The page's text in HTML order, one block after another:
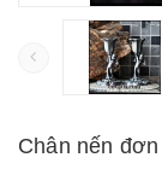
Chân nến đơn